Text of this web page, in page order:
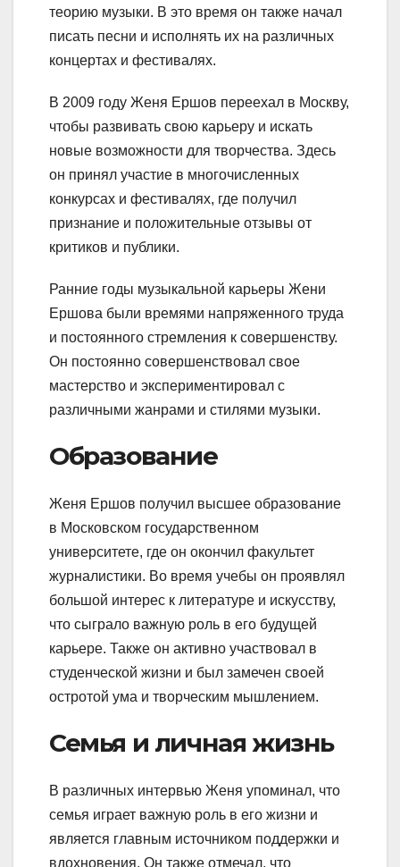
теорию музыки. В это время он также начал
писать песни и исполнять их на различных
концертах и фестивалях.
В 2009 году Женя Ершов переехал в Москву,
чтобы развивать свою карьеру и искать
новые возможности для творчества. Здесь
он принял участие в многочисленных
конкурсах и фестивалях, где получил
признание и положительные отзывы от
критиков и публики.
Ранние годы музыкальной карьеры Жени
Ершова были времями напряженного труда
и постоянного стремления к совершенству.
Он постоянно совершенствовал свое
мастерство и экспериментировал с
различными жанрами и стилями музыки.
Образование
Женя Ершов получил высшее образование
в Московском государственном
университете, где он окончил факультет
журналистики. Во время учебы он проявлял
большой интерес к литературе и искусству,
что сыграло важную роль в его будущей
карьере. Также он активно участвовал в
студенческой жизни и был замечен своей
остротой ума и творческим мышлением.
Семья и личная жизнь
В различных интервью Женя упоминал, что
семья играет важную роль в его жизни и
является главным источником поддержки и
вдохновения. Он также отмечал, что